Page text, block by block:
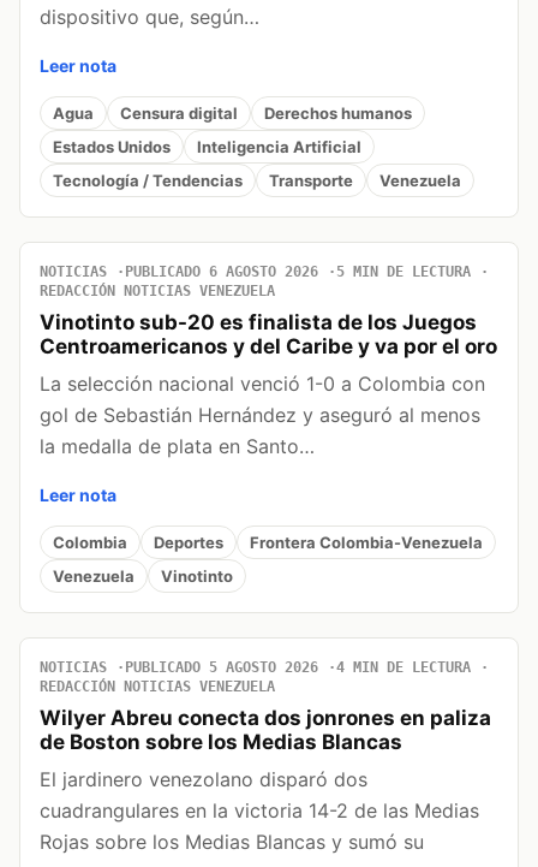
dispositivo que, según…
Leer nota
Agua Censura digital
Derechos humanos
Estados Unidos
Inteligencia Artificial
Tecnología / Tendencias
Transporte Venezuela
NOTICIAS PUBLICADO 6 AGOSTO 2026
5 MIN DE LECTURA
REDACCIÓN NOTICIAS VENEZUELA
Vinotinto sub-20 es finalista de los Juegos
Centroamericanos y del Caribe y va por el oro
La selección nacional venció 1-0 a Colombia con
gol de Sebastián Hernández y aseguró al menos
la medalla de plata en Santo…
Leer nota
Colombia Deportes
Frontera Colombia-Venezuela
Venezuela
Vinotinto
NOTICIAS PUBLICADO 5 AGOSTO 2026
4 MIN DE LECTURA
REDACCIÓN NOTICIAS VENEZUELA
Wilyer Abreu conecta dos jonrones en paliza
de Boston sobre los Medias Blancas
El jardinero venezolano disparó dos
cuadrangulares en la victoria 14-2 de las Medias
Rojas sobre los Medias Blancas y sumó su